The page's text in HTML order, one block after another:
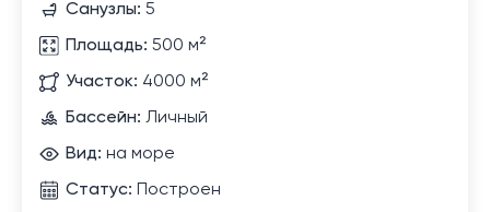
Санузлы: 5
Площадь: 500 м²
Участок: 4000 м²
Бассейн: Личный
Вид: на море
Статус: Построен